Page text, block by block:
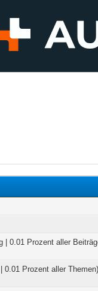
| 0.01 Prozent aller
0.01 Prozent aller Themen)